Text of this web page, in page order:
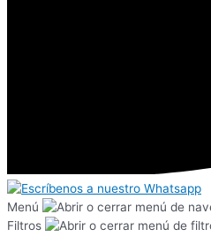
Menú
Filtros